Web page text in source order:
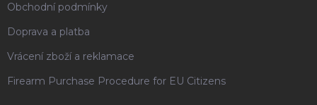
Obchodní podmínky
Doprava a platba
Vrácení zboží a reklamace
Firearm Purchase Procedure for EU Citizens